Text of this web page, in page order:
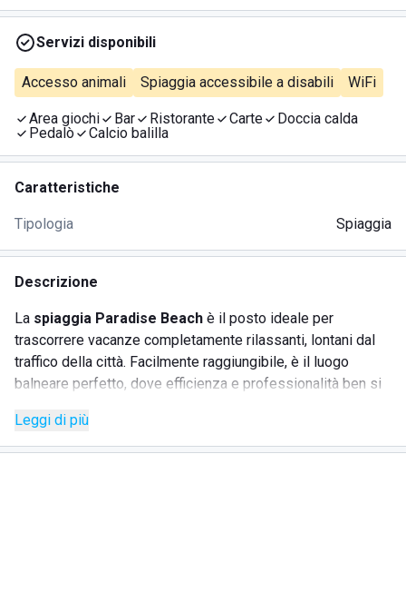
Servizi disponibili
Accesso animali Spiaggia accessibile a disabili WiFi
Area giochi Bar Ristorante Carte
Doccia calda
Pedalò
Calcio balilla
Caratteristiche
Tipologia Spiaggia
Descrizione
La spiaggia Paradise Beach è il posto ideale per
trascorrere vacanze completamente rilassanti, lontani dal
traffico della città. Facilmente raggiungibile, è il luogo
balneare perfetto, dove efficienza e professionalità ben si
del mare, con il sottofondo della migliore musica, scelta
appositamente dal team dell'animazione per gli ospiti.
Leggi di più